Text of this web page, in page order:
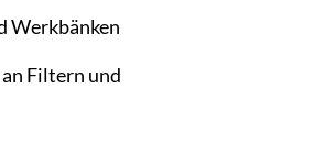
Werkbänken
Filtern und